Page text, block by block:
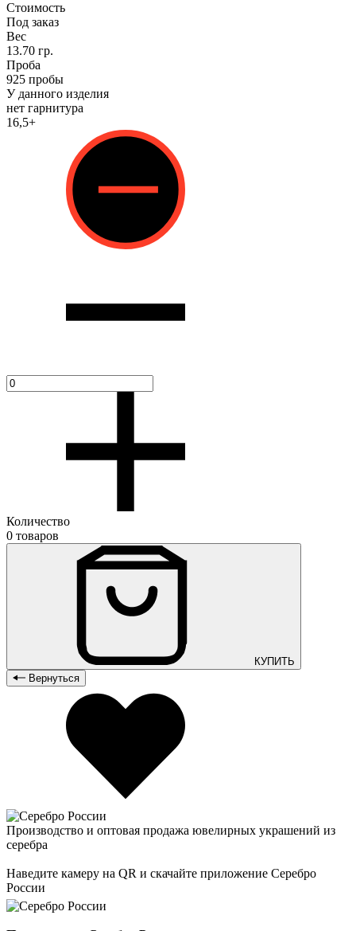
Стоимость
Под заказ
Вес
13.70 гр.
Проба
925 пробы
У данного изделия
нет гарнитура
16,5+
Количество
0 товаров
КУПИТЬ
Вернуться
Производство и оптовая продажа ювелирных украшений из
серебра
Наведите камеру на QR и скачайте приложение Серебро
России